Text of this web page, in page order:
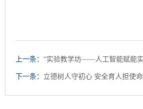
上一条： “实验教学坊——人工智能赋能实验教学
下一条： 立德树人守初心 安全育人担使命——2026年湖北省高